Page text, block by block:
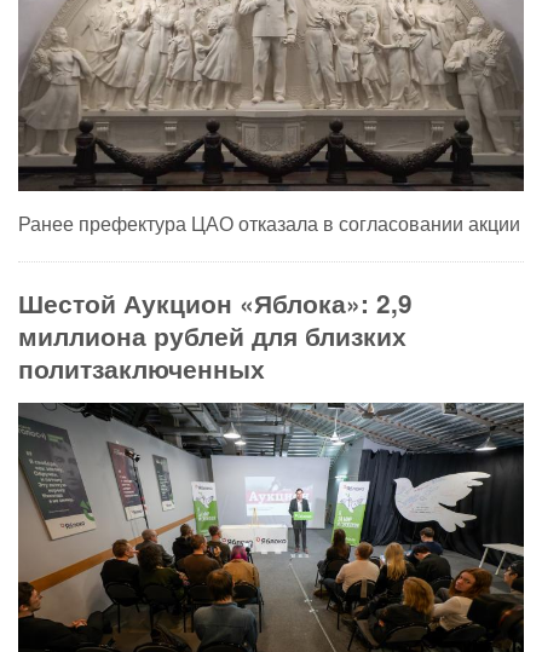
Ранее префектура ЦАО отказала в согласовании акции
Шестой Аукцион «Яблока»: 2,9
миллиона рублей для близких
политзаключенных